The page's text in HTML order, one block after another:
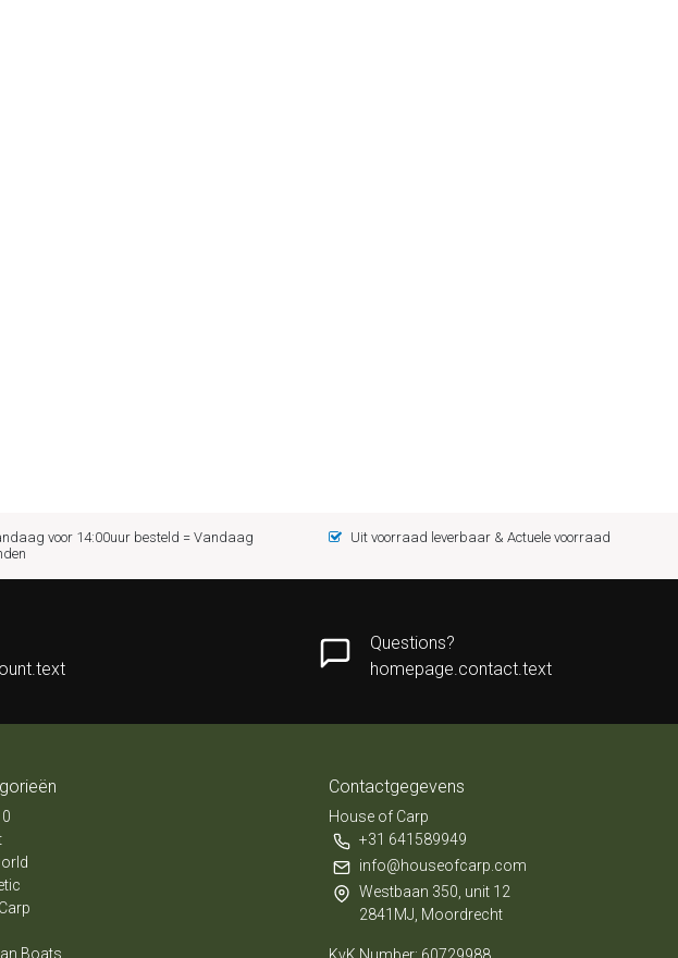
voor 14:00uur besteld = Vandaag
Uit voorraad leverbaar & Actuele voorraad
Questions?
homepage.contact.text
Boats
Contactgegevens
House of Carp
+31 641589949
info@houseofcarp.com
Westbaan 350, unit 12
2841MJ, Moordrecht